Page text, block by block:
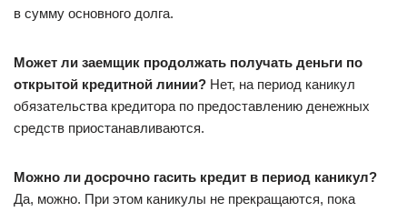
в сумму основного долга.
Может ли заемщик продолжать получать деньги по
открытой кредитной линии? Нет, на период каникул
обязательства кредитора по предоставлению денежных
средств приостанавливаются.
Можно ли досрочно гасить кредит в период каникул?
Да, можно. При этом каникулы не прекращаются, пока